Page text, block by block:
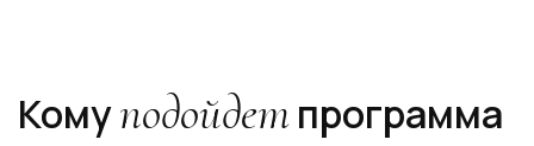
Комуподойдетпрограмма